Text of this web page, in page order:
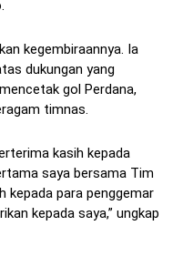
kegembiraannya. Ia
dukungan yang
gol Perdana,
timnas.
kasih kepada
saya bersama Tim
kepada para penggemar
kepada saya,” ungkap